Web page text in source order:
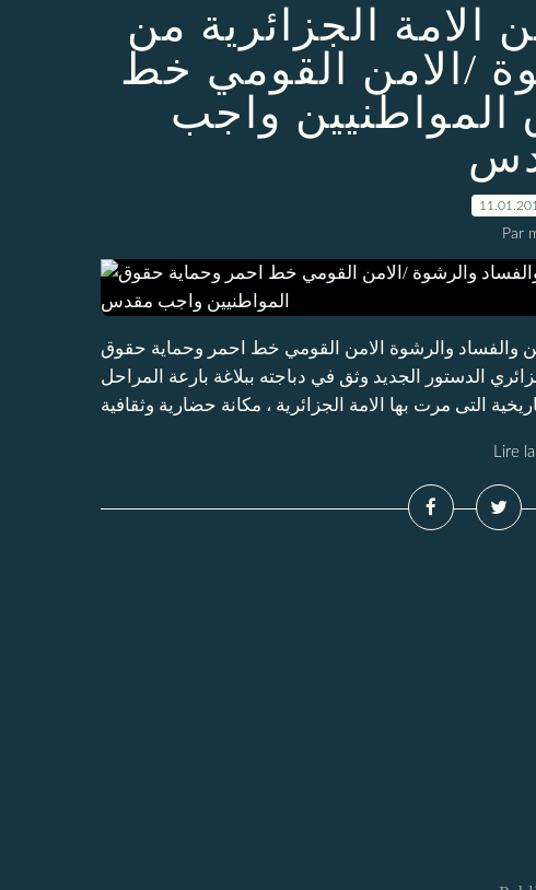
الامة الجزائرية من
/الامن القومي خط
المواطنيين واجب
Par
والفساد والرشوة الامن القومي خط احمر وحماية حقوق
الدستور الجديد وثق في دباجته ببلاغة بارعة المراحل
Lire